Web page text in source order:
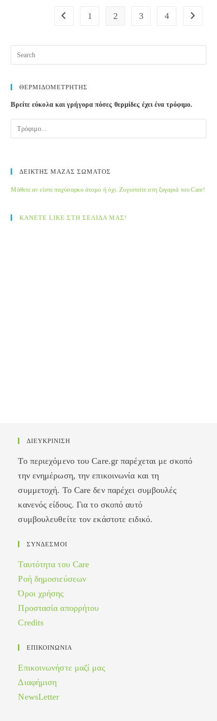
Go to the previous page
1 2 3 4 Go to
ΘΕΡΜΙΔΟΜΕΤΡΗΤΗΣ
Βρείτε εύκολα και γρήγορα πόσες θερμίδες έχει ένα τρόφιμο.
ΔΕΙΚΤΗΣ ΜΑΖΑΣ ΣΩΜΑΤΟΣ
Μάθετε αν είστε παχύσαρκο άτομο ή όχι. Ζυγιστείτε στη ζυγαριά του Care!
ΚΑΝΕΤΕ LIKE ΣΤΗ ΣΕΛΙΔΑ ΜΑΣ!
ΔΙΕΥΚΡΙΝΙΣΗ
Το περιεχόμενο του Care.gr παρέχεται με σκοπό
την ενημέρωση, την επικοινωνία και τη
συμμετοχή. Το Care δεν παρέχει συμβουλές
κανενός είδους. Για το σκοπό αυτό
συμβουλευθείτε τον εκάστοτε ειδικό.
ΣΥΝΔΕΣΜΟΙ
Ταυτότητα του Care
Ροή δημοσιεύσεων
Όροι χρήσης
Προστασία απορρήτου
Credits
ΕΠΙΚΟΙΝΩΝΙΑ
Επικοινωνήστε μαζί μας
Διαφήμιση
NewsLetter